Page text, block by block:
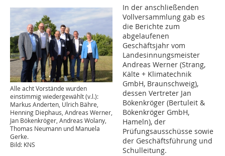
Alle acht Vorstände wurden
einstimmig wiedergewählt (v.l.):
Markus Anderten, Ulrich Bähre,
Henning Diephaus, Andreas Werner,
Jan Bökenkröger, Andreas Wolany,
Thomas Neumann und Manuela
Gerke.
Bild: KNS
In der anschließenden
Vollversammlung gab es
die Berichte zum
abgelaufenen
Geschäftsjahr vom
Landesinnungsmeister
Andreas Werner (Strang,
Kälte + Klimatechnik
GmbH, Braunschweig),
dessen Vertreter Jan
Bökenkröger (Bertuleit &
Bökenkröger GmbH,
Hameln), der
Prüfungsausschüsse sowie
der Geschäftsführung und
Schulleitung.